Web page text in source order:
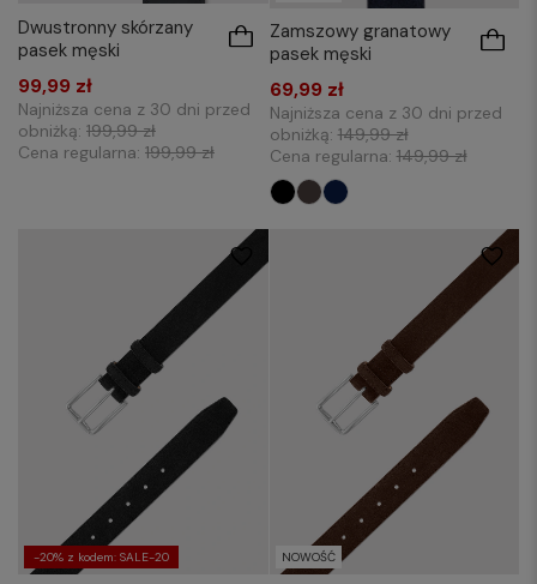
Dwustronny skórzany
pasek męski
99,99 zł
Najniższa cena z 30 dni przed
obniżką: 199,99 zł
Cena regularna: 199,99 zł
Zamszowy granatowy
pasek męski
69,99 zł
Najniższa cena z 30 dni przed
obniżką:149,99 zł
Cena regularna:149,99 zł
-20% z kodem: SALE-20 NOWOŚĆ